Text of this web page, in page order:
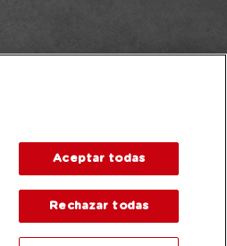
Aceptar todas
Rechazar todas